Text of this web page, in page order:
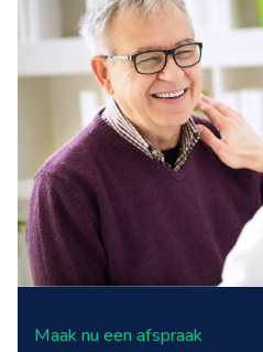
Maak nu een afspraak